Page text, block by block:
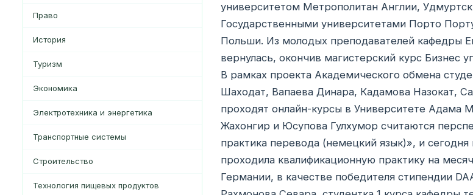
Право
История
Туризм
Экономика
Электротехника и энергетика
Транспортные системы
Строительство
Технология пищевых продуктов
университетом Метрополитан Англии,
Государственными университетами Порто
Польши. Из молодых преподавателей кафедры
вернулась, окончив магистерский курс Бизнес
В рамках проекта Академического обмена
Шаходат, Вапаева Динара, Кадамова Назокат,
проходят онлайн-курсы в Университете Адама
Жахонгир и Юсупова Гулхумор считаются
практика перевода (немецкий язык)», и
проходила квалификационную практику на
Германии, в качестве победителя стипендии